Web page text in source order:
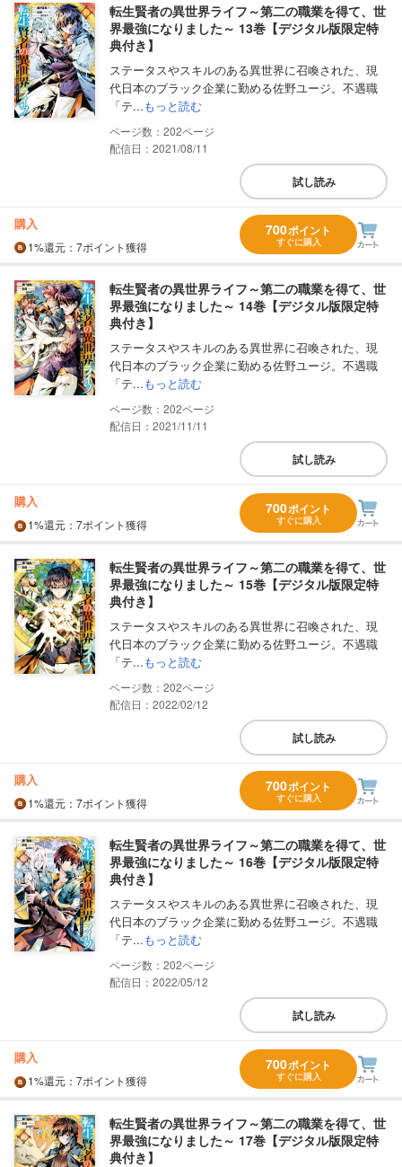
転生賢者の異世界ライフ～第二の職業を得て、世
界最強になりました～ 13巻【デジタル版限定特
典付き】
ステータスやスキルのある異世界に召喚された、現
代日本のブラック企業に勤める佐野ユージ。不遇職
「テ...もっと読む
202
配信日：2021/08/11
試し読み
購入
1%還元 ：7ポイント獲得
700ポイント
すぐに購入
転生賢者の異世界ライフ～第二の職業を得て、世
界最強になりました～ 14巻【デジタル版限定特
典付き】
ステータスやスキルのある異世界に召喚された、現
代日本のブラック企業に勤める佐野ユージ。不遇職
「テ...もっと読む
202
配信日：2021/11/11
試し読み
購入
1%還元 ：7ポイント獲得
700ポイント
すぐに購入
転生賢者の異世界ライフ～第二の職業を得て、世
界最強になりました～ 15巻【デジタル版限定特
典付き】
ステータスやスキルのある異世界に召喚された、現
代日本のブラック企業に勤める佐野ユージ。不遇職
「テ...もっと読む
202
配信日：2022/02/12
試し読み
購入
1%還元 ：7ポイント獲得
700ポイント
すぐに購入
転生賢者の異世界ライフ～第二の職業を得て、世
界最強になりました～ 16巻【デジタル版限定特
典付き】
ステータスやスキルのある異世界に召喚された、現
代日本のブラック企業に勤める佐野ユージ。不遇職
「テ...もっと読む
202
配信日：2022/05/12
試し読み
購入
1%還元 ：7ポイント獲得
700ポイント
すぐに購入
転生賢者の異世界ライフ～第二の職業を得て、世
界最強になりました～ 17巻【デジタル版限定特
典付き】